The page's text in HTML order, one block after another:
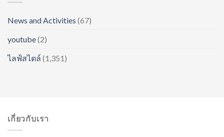
News and Activities (67)
youtube(2)
ไลฟ์สไตล์ (1,351)
เกี่ยวกับเรา